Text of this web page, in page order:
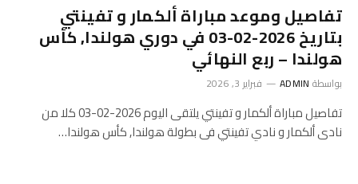
تفاصيل وموعد مباراة ألكمار و تفينتي
بتاريخ 2026-02-03 في دوري هولندا, كأس
هولندا – ربع النهائي
بواسطة ADMIN فبراير 3, 2026
تفاصيل مباراة ألكمار و تفينتي يلتقى اليوم 2026-02-03 كلا من
نادى ألكمار و نادي تفينتي فى بطولة هولندا, كأس هولندا…